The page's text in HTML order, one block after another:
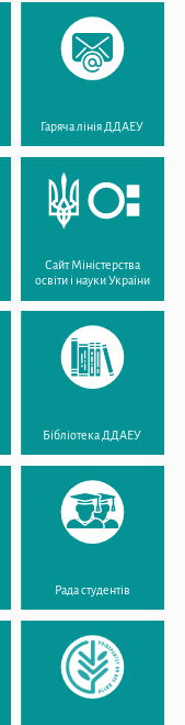
Гаряча лінія ДДАЕУ
Сайт Міністерства
освіти і науки України
Бібліотека ДДАЕУ
Рада студентів